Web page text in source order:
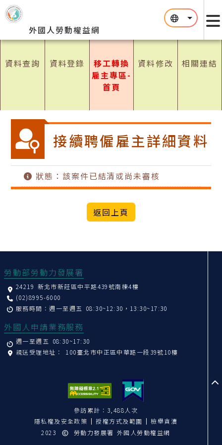
跳到主要內容區塊
外國人勞動權益網
::: :::
資料查詢 資料登錄
移工轉換
雇主專區-
首頁
資料修改 相關連結
接續聘僱雇主詳細資料
狀態：該案件已結清或尚未審核
返回上頁
勞動部勞動力發展署
24219 新北市新莊區中平路439號南棟4樓
(02)8995-6000
服務時間：週一至週五 08:30~12:30，13:30~17:30
外國人申請業務服務
週一至週五 08:30~17:30
親送受理地址： 100臺北市中正區中華路一段39號10樓
參訪累計：3,488人次
隱私權及安全政策
授權方式及範圍
檢舉貪瀆
2023
勞動力發展署 外國人勞動權益網
至